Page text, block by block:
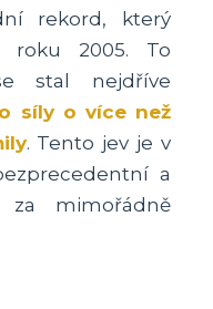
rekord, který
roku 2005. To
stal nejdříve
síly o více než
. Tento jev je v
a
za mimořádně